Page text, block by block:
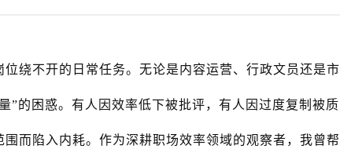
绕不开的日常任务。无论是内容运营、行政文员还是市
”的困惑。有人因效率低下被批评，有人因过度复制被质
而陷入内耗。作为深耕职场效率领域的观察者，我曾帮